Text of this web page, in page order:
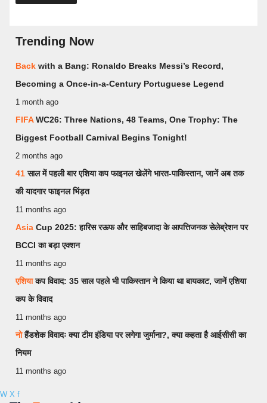
Trending Now
Back with a Bang: Ronaldo Breaks Messi’s Record,
Becoming a Once-in-a-Century Portuguese Legend
1 month ago
FIFAWC26: Three Nations, 48 Teams, One Trophy: The
Biggest Football Carnival Begins Tonight!
2 months ago
41साल में पहली बार एशिया कप फाइनल खेलेंगे भारत-पाकिस्तान, जानें अब तक
की यादगार फाइनल भिंड़त
11 months ago
Asia Cup 2025: हारिस रऊफ और साहिबजादा के आपत्तिजनक सेलेब्रेशन पर
BCCI का बड़ा एक्शन
11 months ago
एशियाकप विवाद: 35 साल पहले भी पाकिस्तान ने किया था बायकाट, जानें एशिया
कप के विवाद
11 months ago
नोहैंडशेक विवादः क्या टीम इंडिया पर लगेगा जुर्माना?, क्या कहता है आईसीसी का
नियम
11 months ago
W X f